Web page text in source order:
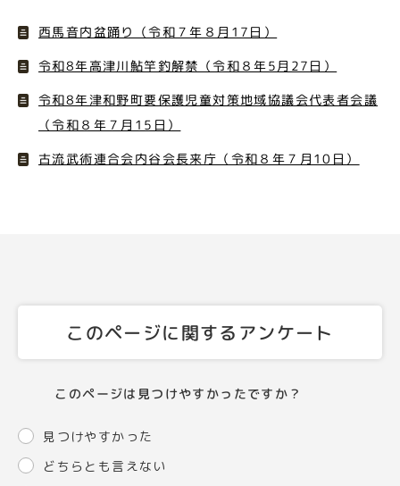
西馬音内盆踊り（令和７年８月17日）
令和8年高津川鮎竿釣解禁（令和８年5月27日）
令和8年津和野町要保護児童対策地域協議会代表者会議
（令和８年７月15日）
古流武術連合会内谷会長来庁（令和８年７月10日）
このページに関するアンケート
このページは見つけやすかったですか？
見つけやすかった
どちらとも言えない